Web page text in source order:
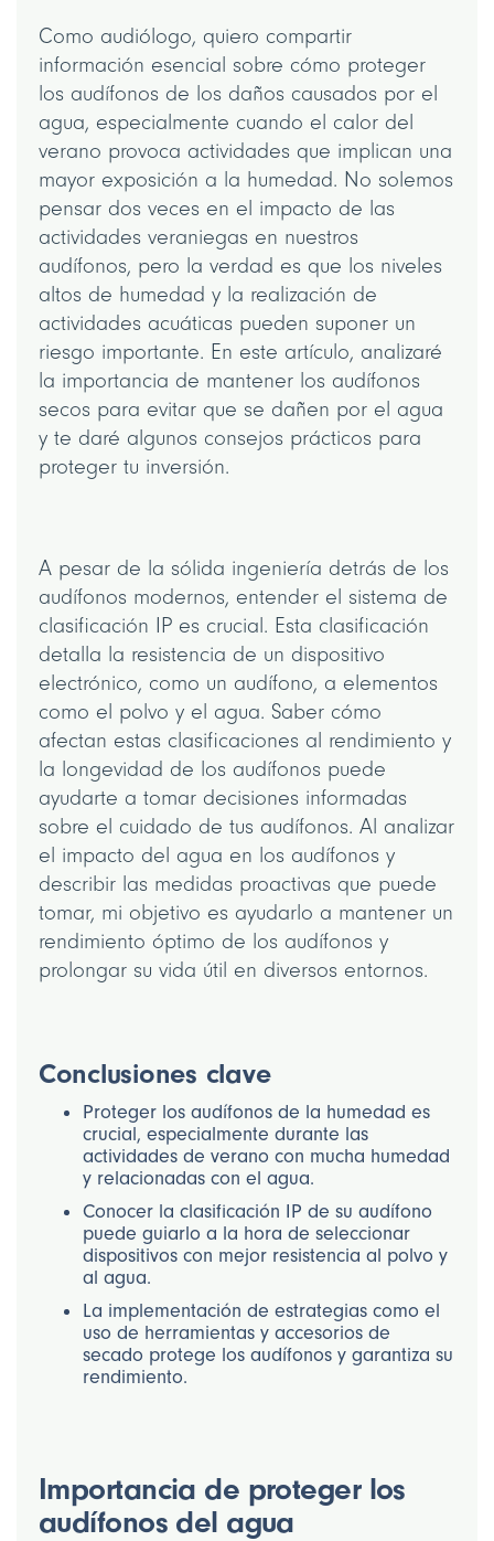
Como audiólogo, quiero compartir
información esencial sobre cómo proteger
los audífonos de los daños causados por el
agua, especialmente cuando el calor del
verano provoca actividades que implican una
mayor exposición a la humedad. No solemos
pensar dos veces en el impacto de las
actividades veraniegas en nuestros
audífonos, pero la verdad es que los niveles
altos de humedad y la realización de
actividades acuáticas pueden suponer un
riesgo importante. En este artículo, analizaré
la importancia de mantener los audífonos
secos para evitar que se dañen por el agua
y te daré algunos consejos prácticos para
proteger tu inversión.
A pesar de la sólida ingeniería detrás de los
audífonos modernos, entender el sistema de
clasificación IP es crucial. Esta clasificación
detalla la resistencia de un dispositivo
electrónico, como un audífono, a elementos
como el polvo y el agua. Saber cómo
afectan estas clasificaciones al rendimiento y
la longevidad de los audífonos puede
ayudarte a tomar decisiones informadas
sobre el cuidado de tus audífonos. Al analizar
el impacto del agua en los audífonos y
describir las medidas proactivas que puede
tomar, mi objetivo es ayudarlo a mantener un
rendimiento óptimo de los audífonos y
prolongar su vida útil en diversos entornos.
Conclusiones clave
Proteger los audífonos de la humedad es
crucial, especialmente durante las
actividades de verano con mucha humedad
y relacionadas con el agua.
Conocer la clasificación IP de su audífono
puede guiarlo a la hora de seleccionar
dispositivos con mejor resistencia al polvo y
al agua.
La implementación de estrategias como el
uso de herramientas y accesorios de
secado protege los audífonos y garantiza su
rendimiento.
Importancia de proteger los
audífonos del agua